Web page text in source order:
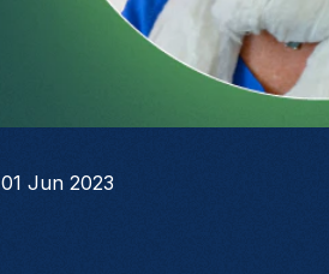
01 Jun 2023